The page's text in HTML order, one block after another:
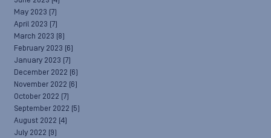
May 2023 (7)
April 2023 (7)
March 2023 (8)
February 2023 (6)
January 2023 (7)
December 2022 (6)
November 2022 (6)
October 2022 (7)
September 2022 (5)
August 2022 (4)
July 2022 (9)